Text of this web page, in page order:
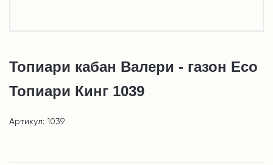
Топиари кабан Валери - газон Eco
Топиари Кинг 1039
Артикул: 1039